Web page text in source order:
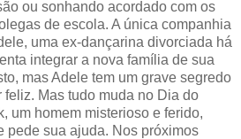
ou sonhando acordado com os
de escola. A única companhia
uma ex-dançarina divorciada há
integrar a nova família de sua
mas Adele tem um grave segredo
Mas tudo muda no Dia do
um homem misterioso e ferido,
pede sua ajuda. Nos próximos